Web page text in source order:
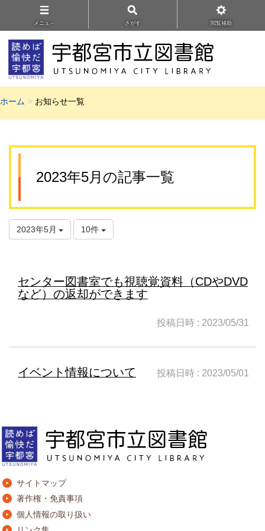
メニュ－ さがす 閲覧補助
ホーム お知らせ一覧
2023年5月の記事一覧
2023年5月 10件
センター図書室でも視聴覚資料（CDやDVD
など）の返却ができます
投稿日時 : 2023/05/31
イベント情報について 投稿日時 : 2023/05/01
サイトマップ
著作権・免責事項
個人情報の取り扱い